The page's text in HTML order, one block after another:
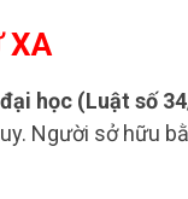
XA
học (Luật số
Người sở hữu